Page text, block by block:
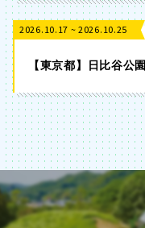
2026.10.17 ~ 2026.10.25
【東京都】日比谷公